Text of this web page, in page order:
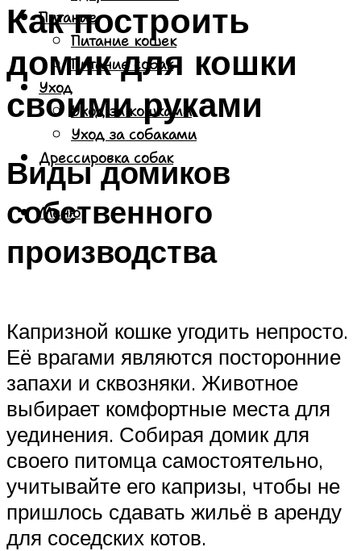
Питание
Питание кошек
Питание собак
Уход
Уход за кошками
Уход за собаками
Дрессировка собак
Меню
Как построить
домик для кошки
своими руками
Виды домиков
собственного
производства
Капризной кошке угодить непросто.
Её врагами являются посторонние
запахи и сквозняки. Животное
выбирает комфортные места для
уединения. Собирая домик для
своего питомца самостоятельно,
учитывайте его капризы, чтобы не
пришлось сдавать жильё в аренду
для соседских котов.